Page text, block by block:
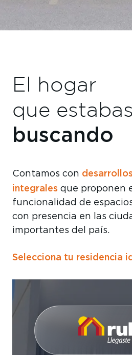
El hogar
que estabas
buscando
Contamos con
integrales que proponen
funcionalidad de
con presencia en las
importantes del país.
Selecciona tu residencia